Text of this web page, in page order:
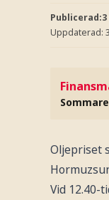
Publicerad:
Uppdaterad:
Oljepriset
Vid 12.40-